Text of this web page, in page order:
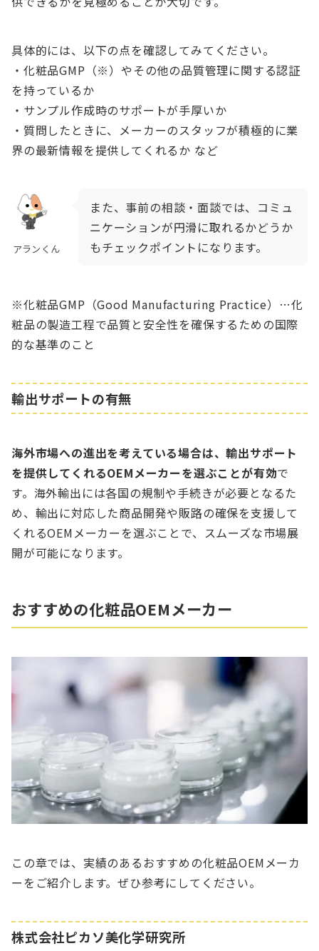
具体的には、以下の点を確認してみてください。
・化粧品GMP（※）やその他の品質管理に関する認証
を持っているか
・サンプル作成時のサポートが手厚いか
・質問したときに、メーカーのスタッフが積極的に業
界の最新情報を提供してくれるか など
アランくん
また、事前の相談・面談では、コミュ
ニケーションが円滑に取れるかどうか
もチェックポイントになります。
※化粧品GMP（Good Manufacturing Practice）…化
粧品の製造工程で品質と安全性を確保するための国際
的な基準のこと
輸出サポートの有無
海外市場への進出を考えている場合は、輸出サポート
を提供してくれるOEMメーカーを選ぶことが有効で
す。海外輸出には各国の規制や手続きが必要となるた
め、輸出に対応した商品開発や販路の確保を支援して
くれるOEMメーカーを選ぶことで、スムーズな市場展
開が可能になります。
おすすめの化粧品OEMメーカー
この章では、実績のあるおすすめの化粧品OEMメーカ
ーをご紹介します。ぜひ参考にしてください。
株式会社ピカソ美化学研究所